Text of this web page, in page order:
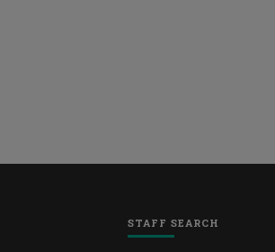
STAFF SEARCH